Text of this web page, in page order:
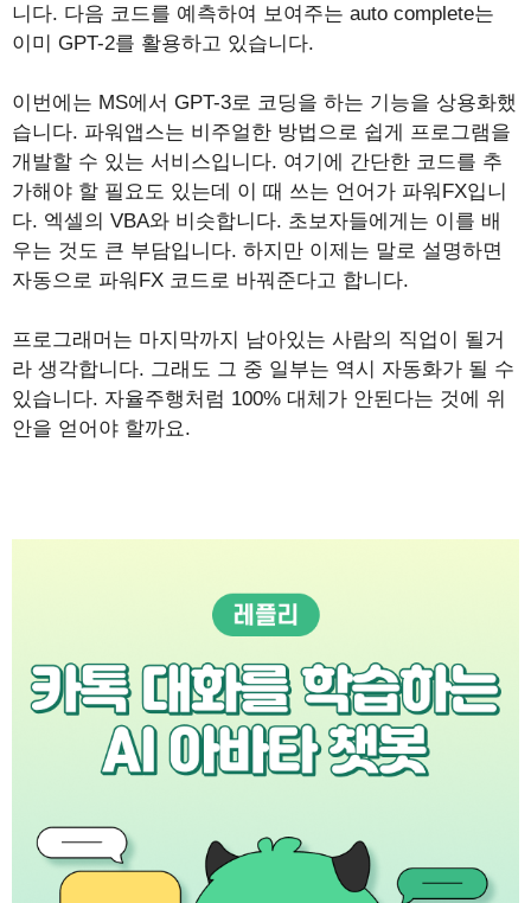
니다. 다음 코드를 예측하여 보여주는 auto complete는
이미 GPT-2를 활용하고 있습니다.
이번에는 MS에서 GPT-3로 코딩을 하는 기능을 상용화했
습니다. 파워앱스는 비주얼한 방법으로 쉽게 프로그램을
개발할 수 있는 서비스입니다. 여기에 간단한 코드를 추
가해야 할 필요도 있는데 이 때 쓰는 언어가 파워FX입니
다. 엑셀의 VBA와 비슷합니다. 초보자들에게는 이를 배
우는 것도 큰 부담입니다. 하지만 이제는 말로 설명하면
자동으로 파워FX 코드로 바꿔준다고 합니다.
프로그래머는 마지막까지 남아있는 사람의 직업이 될거
라 생각합니다. 그래도 그 중 일부는 역시 자동화가 될 수
있습니다. 자율주행처럼 100% 대체가 안된다는 것에 위
안을 얻어야 할까요.